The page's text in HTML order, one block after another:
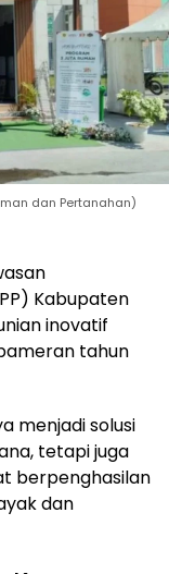
dan Pertanahan)
Kabupaten
inovatif
tahun
menjadi solusi
tetapi juga
berpenghasilan
dan